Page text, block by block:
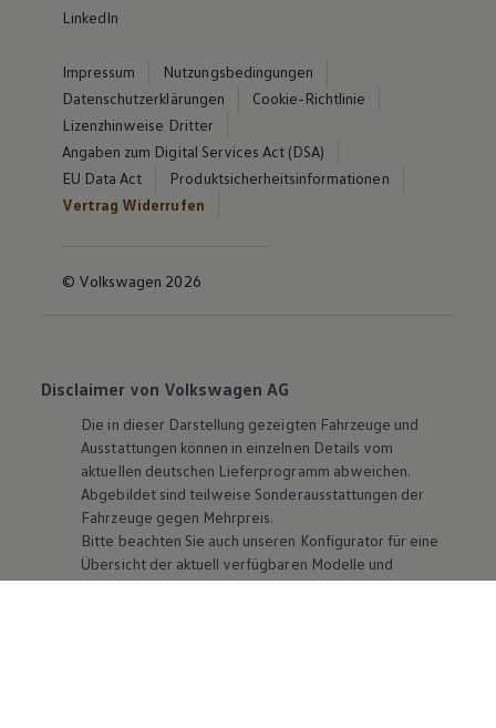
LinkedIn
Impressum
Nutzungsbedingungen
Datenschutzerklärungen
Cookie-Richtlinie
Lizenzhinweise Dritter
Angaben zum Digital Services Act (DSA)
EU Data Act
Produktsicherheitsinformationen
Vertrag Widerrufen
© Volkswagen 2026
Disclaimer von Volkswagen AG
Die in dieser Darstellung gezeigten Fahrzeuge und
Ausstattungen können in einzelnen Details vom
aktuellen deutschen Lieferprogramm abweichen.
Abgebildet sind teilweise Sonderausstattungen der
Fahrzeuge gegen Mehrpreis.
Bitte beachten Sie auch unseren Konfigurator für eine
Übersicht der aktuell verfügbaren Modelle und
Ausstattungen.